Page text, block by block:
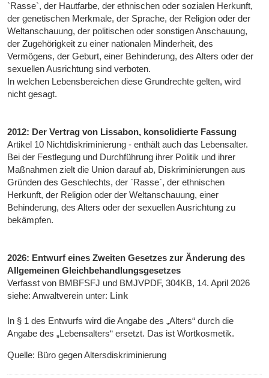
`Rasse`, der Hautfarbe, der ethnischen oder sozialen Herkunft,
der genetischen Merkmale, der Sprache, der Religion oder der
Weltanschauung, der politischen oder sonstigen Anschauung,
der Zugehörigkeit zu einer nationalen Minderheit, des
Vermögens, der Geburt, einer Behinderung, des Alters oder der
sexuellen Ausrichtung sind verboten.
In welchen Lebensbereichen diese Grundrechte gelten, wird
nicht gesagt.
2012: Der Vertrag von Lissabon, konsolidierte Fassung
Artikel 10 Nichtdiskriminierung - enthält auch das Lebensalter.
Bei der Festlegung und Durchführung ihrer Politik und ihrer
Maßnahmen zielt die Union darauf ab, Diskriminierungen aus
Gründen des Geschlechts, der `Rasse`, der ethnischen
Herkunft, der Religion oder der Weltanschauung, einer
Behinderung, des Alters oder der sexuellen Ausrichtung zu
bekämpfen.
2026: Entwurf eines Zweiten Gesetzes zur Änderung des
Allgemeinen Gleichbehandlungsgesetzes
Verfasst von BMBFSFJ und BMJVPDF, 304KB, 14. April 2026
siehe: Anwaltverein unter: Link
In § 1 des Entwurfs wird die Angabe des „Alters“ durch die
Angabe des „Lebensalters“ ersetzt. Das ist Wortkosmetik.
Quelle: Büro gegen Altersdiskriminierung